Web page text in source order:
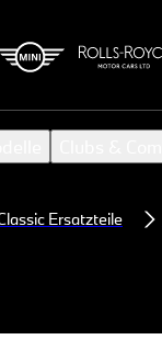
Ersatzteile